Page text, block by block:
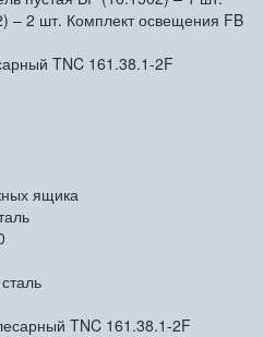
– 2 шт. Комплект освещения FB
TNC 161.38.1-2F
ящика
TNC 161.38.1-2F